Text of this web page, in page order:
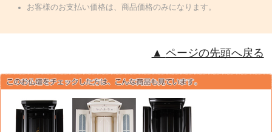
お客様のお支払い価格は、商品価格のみになります。
ページの先頭へ戻る